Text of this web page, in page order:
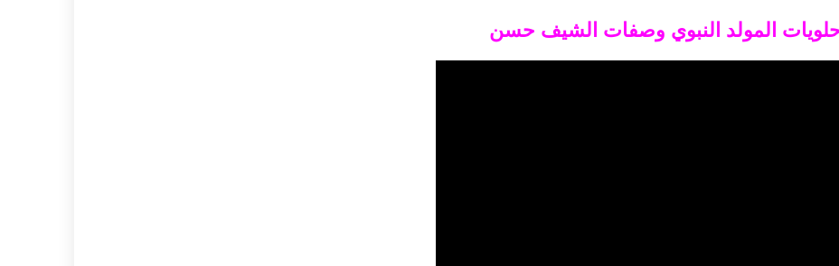
حلويات المولد النبوي وصفات الشيف حسن